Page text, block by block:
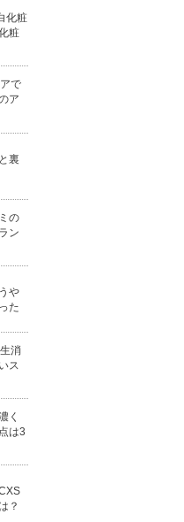
化粧
粧
で
ア
裏
の
ン
や
た
消
ス
く
は3
？